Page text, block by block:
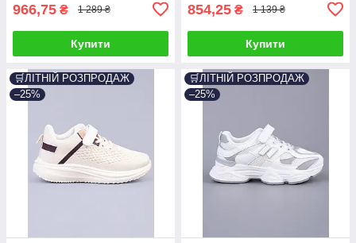
966,75 ₴ 1 289 ₴
Купити
854,25 ₴ 1 139 ₴
Купити
🛒ЛІТНІЙ РОЗПРОДАЖ
–25%
🛒ЛІТНІЙ РОЗПРОДАЖ
–25%